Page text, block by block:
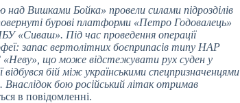
над Вишками Бойка» провели силами підрозділів
бурові платформи «Петро Годовалець»
«Сиваш». Під час проведення операції
запас вертолітних боєприпасів типу НАР
«Неву», що може відстежувати рух суден у
відбувся бій між українськими спецпризначенцями
бою російський літак отримав
в повідомленні.